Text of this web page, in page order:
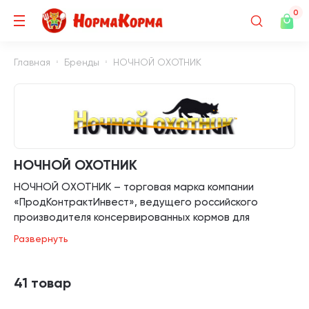
0
Главная Бренды НОЧНОЙ ОХОТНИК
НОЧНОЙ ОХОТНИК
НОЧНОЙ ОХОТНИК – торговая марка компании
«ПродКонтрактИнвест», ведущего российского
производителя консервированных кормов для
домашних животных.
Широкий ассортимент продукции удовлетворит
используемые в кормах, прошли проверку временем.
В ассортименте Вы найдете консервированные и
Развернуть
41 товар